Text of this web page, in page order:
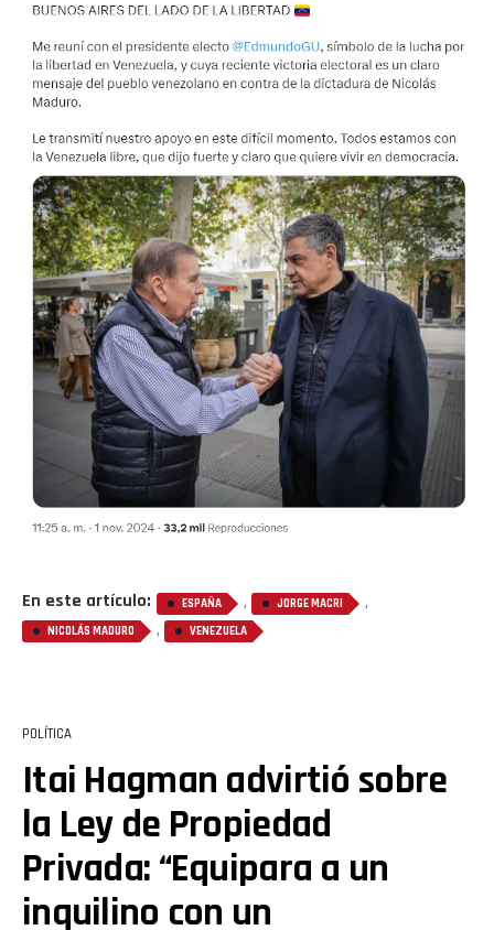
En este artículo: ESPAÑA , JORGE MACRI ,
NICOLÁS MADURO , VENEZUELA
POLÍTICA
Itai Hagman advirtió sobre
la Ley de Propiedad
Privada: “Equipara a un
inquilino con un